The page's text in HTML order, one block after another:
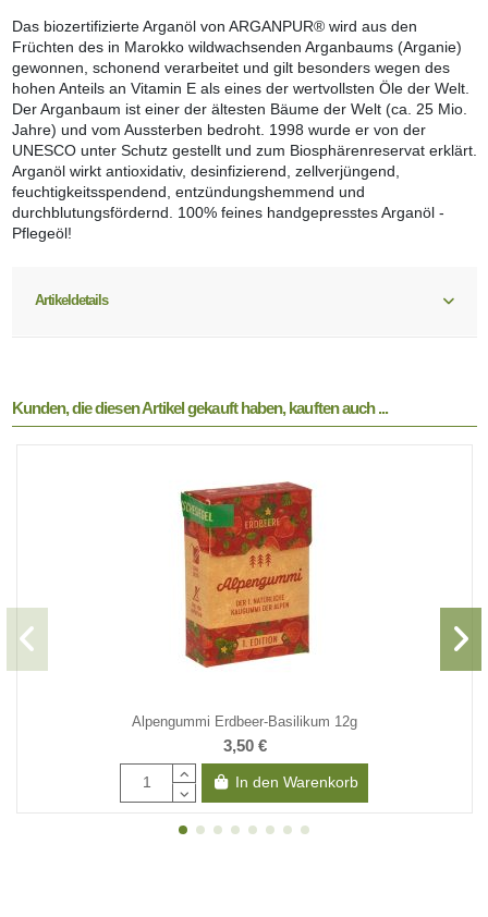
Das biozertifizierte Arganöl von ARGANPUR® wird aus den
Früchten des in Marokko wildwachsenden Arganbaums (Arganie)
gewonnen, schonend verarbeitet und gilt besonders wegen des
hohen Anteils an Vitamin E als eines der wertvollsten Öle der Welt.
Der Arganbaum ist einer der ältesten Bäume der Welt (ca. 25 Mio.
Jahre) und vom Aussterben bedroht. 1998 wurde er von der
UNESCO unter Schutz gestellt und zum Biosphärenreservat erklärt.
Arganöl wirkt antioxidativ, desinfizierend, zellverjüngend,
feuchtigkeitsspendend, entzündungshemmend und
durchblutungsfördernd. 100% feines handgepresstes Arganöl -
Pflegeöl!
Artikeldetails
Kunden, die diesen Artikel gekauft haben, kauften auch ...
Alpengummi Erdbeer-Basilikum 12g
3,50 €
In den Warenkorb